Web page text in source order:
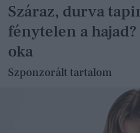
Száraz, durva
fénytelen a
oka
Szponzorált tartalom